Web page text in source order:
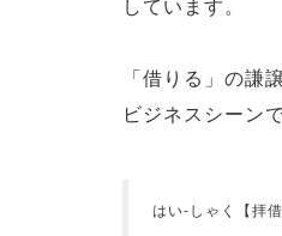
「借りる」の謙
ビジネスシーン
はい‐しゃく【拝